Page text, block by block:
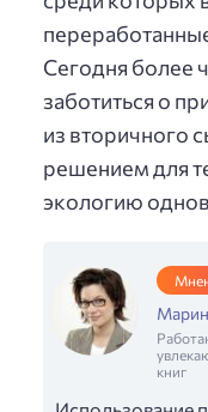
Сегодня более
заботиться о
из вторичного
решением для
экологию
книг